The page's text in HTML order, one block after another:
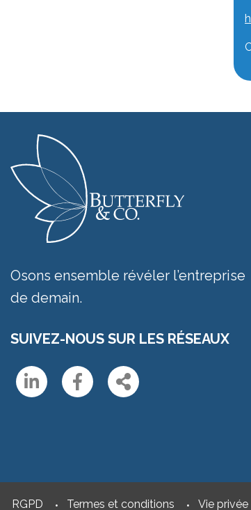
Osons ensemble révéler l’entreprise
de demain.
SUIVEZ-NOUS SUR LES RÉSEAUX
LinkedinFacebook
Share
RGPD Termes et conditions Vie privée